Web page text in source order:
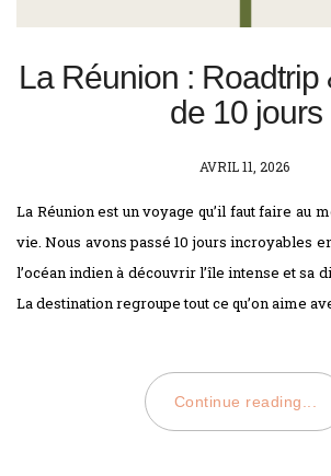
La Réunion : Roadtrip
de 10 jours
POSTED
AVRIL 11, 2026
La Réunion est un voyage qu’il faut faire au
vie. Nous avons passé 10 jours incroyables
l’océan indien à découvrir l’île intense et sa
La destination regroupe tout ce qu’on aime
Continue reading...